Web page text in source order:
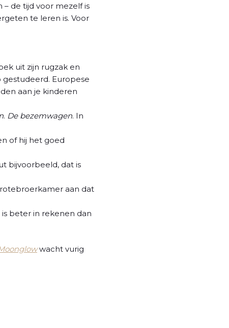
– de tijd voor mezelf is
te leren is. Voor
uit zijn rugzak en
Europese
aan je kinderen
. De bezemwagen. In
of hij het goed
bijvoorbeeld, dat is
aan dat
beter in rekenen dan
wacht vurig